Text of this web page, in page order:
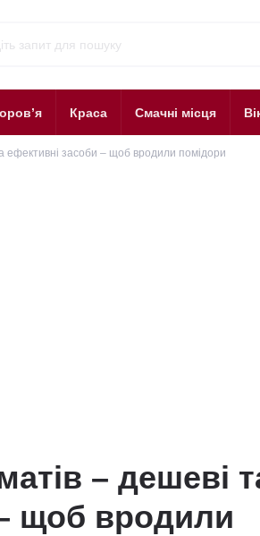
Краса Смачні місця
ефективні засоби – щоб вродили помідори
– дешеві
щоб вродили